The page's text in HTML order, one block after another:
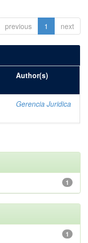
previous 1 next
Author(s)
Gerencia Juridica
1
1